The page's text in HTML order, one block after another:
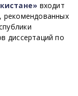
входит
рекомендованных
диссертаций по